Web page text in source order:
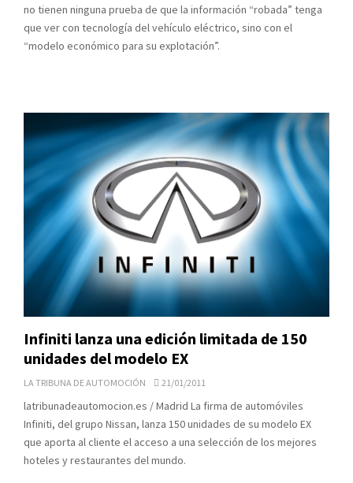
no tienen ninguna prueba de que la información “robada” tenga
que ver con tecnología del vehículo eléctrico, sino con el
“modelo económico para su explotación”.
Infiniti lanza una edición limitada de 150
unidades del modelo EX
LA TRIBUNA DE AUTOMOCIÓN 21/01/2011
latribunadeautomocion.es / Madrid La firma de automóviles
Infiniti, del grupo Nissan, lanza 150 unidades de su modelo EX
que aporta al cliente el acceso a una selección de los mejores
hoteles y restaurantes del mundo.